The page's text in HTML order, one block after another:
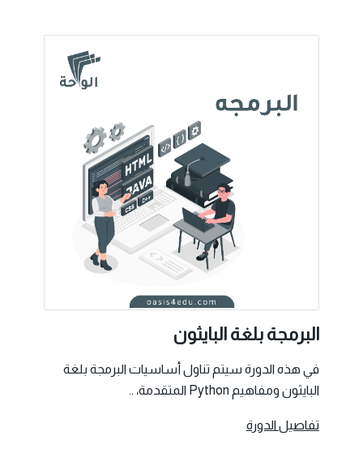
البرمجة بلغة البايثون
في هذه الدورة سيتم تناول أساسيات البرمجة بلغة
البايثون ومفاهيم Python المتقدمة، ..
تفاصيل الدورة